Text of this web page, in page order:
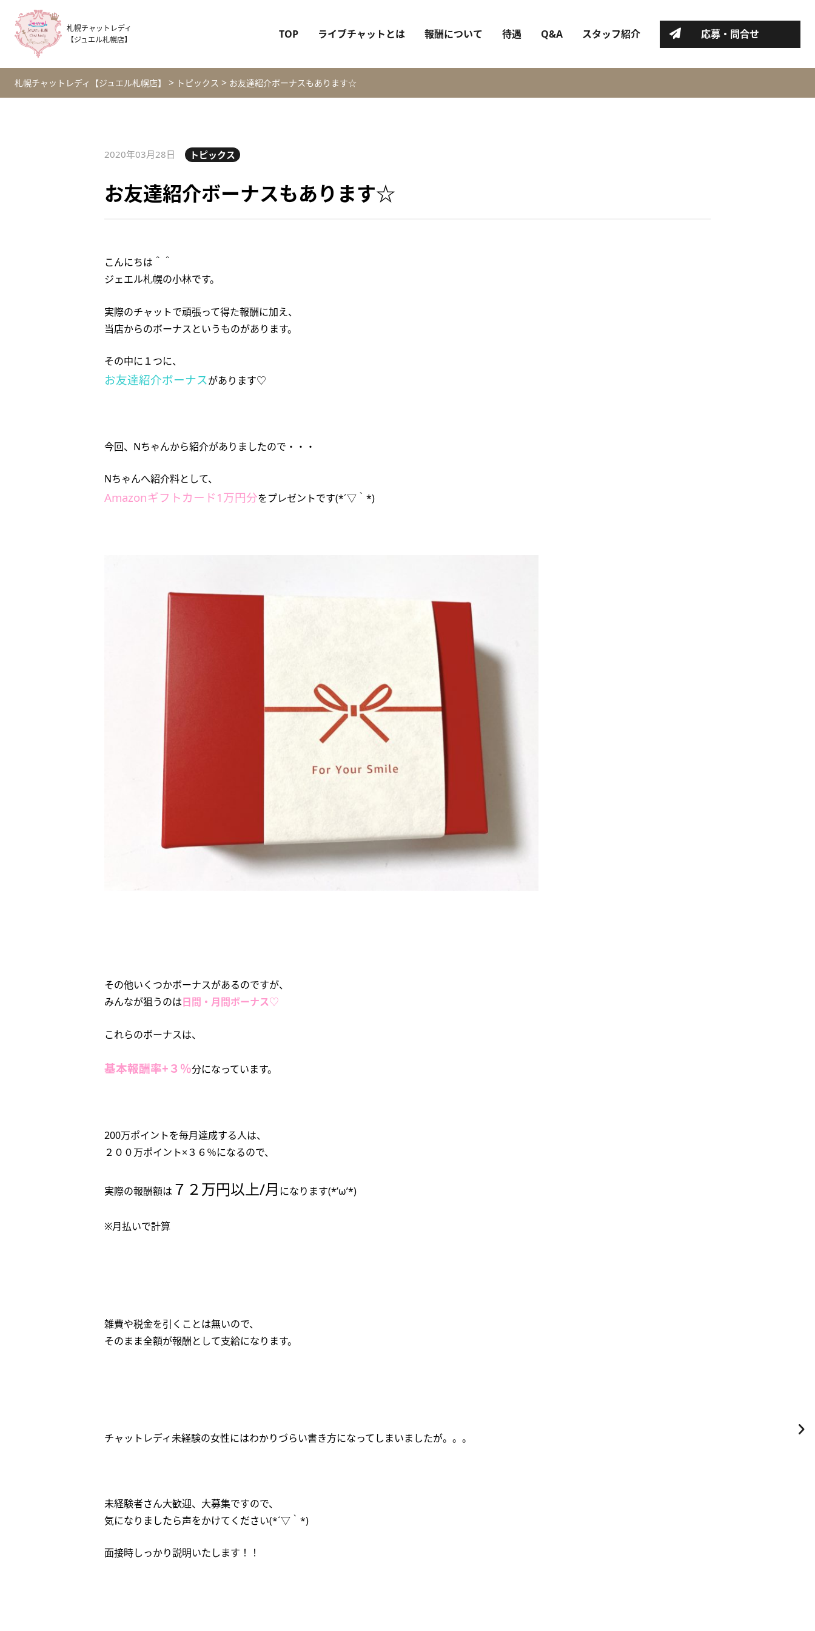
札幌チャットレディ
【ジュエル札幌店】
TOP ライブチャットとは 報酬について 待遇 Q&A スタッフ紹介 応募・問合せ
札幌チャットレディ【ジュエル札幌店】 > トピックス > お友達紹介ボーナスもあります☆
2020年03月28日 トピックス
お友達紹介ボーナスもあります☆
こんにちは＾＾
ジェエル札幌の小林です。
実際のチャットで頑張って得た報酬に加え、
当店からのボーナスというものがあります。
その中に１つに、
お友達紹介ボーナスがあります♡
今回、Nちゃんから紹介がありましたので・・・
Nちゃんへ紹介料として、
Amazonギフトカード1万円分をプレゼントです(*´▽｀*)
その他いくつかボーナスがあるのですが、
みんなが狙うのは日間・月間ボーナス♡
これらのボーナスは、
基本報酬率+３％分になっています。
200万ポイントを毎月達成する人は、
２００万ポイント×３６％になるので、
実際の報酬額は ７２万円以上/月 になります(*’ω’*)
※月払いで計算
雑費や税金を引くことは無いので、
そのまま全額が報酬として支給になります。
チャットレディ未経験の女性にはわかりづらい書き方になってしまいましたが。。。
未経験者さん大歓迎、大募集ですので、
気になりましたら声をかけてください(*´▽｀*)
面接時しっかり説明いたします！！